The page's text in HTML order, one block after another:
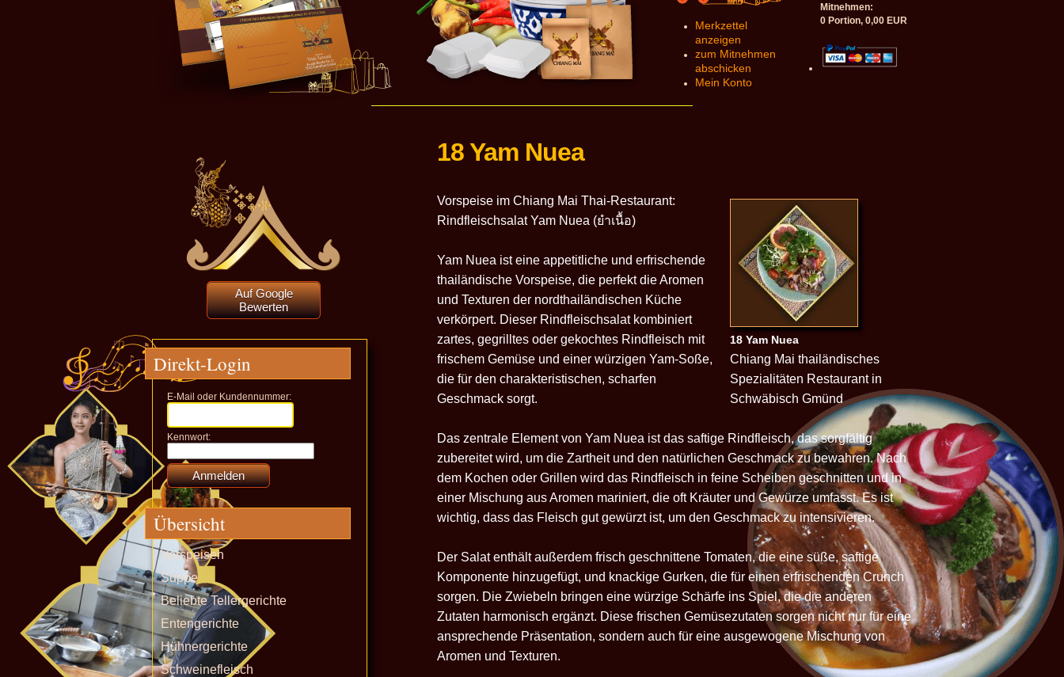
Merkzettel
anzeigen
zum Mitnehmen
abschicken
Mein Konto
Mitnehmen:
0 Portion, 0,00 EUR
18 Yam Nuea
18 Yam Nuea
Chiang Mai thailändisches
Spezialitäten Restaurant in
Schwäbisch Gmünd
Vorspeise im Chiang Mai Thai-Restaurant:
Rindfleischsalat Yam Nuea (ยําเนื้อ)
Yam Nuea ist eine appetitliche und erfrischende
thailändische Vorspeise, die perfekt die Aromen
und Texturen der nordthailändischen Küche
verkörpert. Dieser Rindfleischsalat kombiniert
zartes, gegrilltes oder gekochtes Rindfleisch mit
frischem Gemüse und einer würzigen Yam-Soße,
die für den charakteristischen, scharfen
Geschmack sorgt.
Das zentrale Element von Yam Nuea ist das saftige Rindfleisch, das sorgfältig
zubereitet wird, um die Zartheit und den natürlichen Geschmack zu bewahren. Nach
dem Kochen oder Grillen wird das Rindfleisch in feine Scheiben geschnitten und in
einer Mischung aus Aromen mariniert, die oft Kräuter und Gewürze umfasst. Es ist
wichtig, dass das Fleisch gut gewürzt ist, um den Geschmack zu intensivieren.
Der Salat enthält außerdem frisch geschnittene Tomaten, die eine süße, saftige
Komponente hinzugefügt, und knackige Gurken, die für einen erfrischenden Crunch
sorgen. Die Zwiebeln bringen eine würzige Schärfe ins Spiel, die die anderen
Zutaten harmonisch ergänzt. Diese frischen Gemüsezutaten sorgen nicht nur für eine
ansprechende Präsentation, sondern auch für eine ausgewogene Mischung von
Aromen und Texturen.
Auf Google
Bewerten
Direkt-Login
E-Mail oder Kundennummer:
Kennwort:
Übersicht
Vorspeisen
Suppe
Beliebte Tellergerichte
Entengerichte
Hühnergerichte
Schweinefleisch